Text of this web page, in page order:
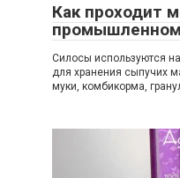
Как проходит
Силосы используются
для хранения сыпучих
муки, комбикорма,